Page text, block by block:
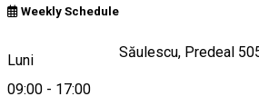
Weekly Schedule
Luni
09:00 - 17:00
Bulevardul Mihail Săulescu, Predeal